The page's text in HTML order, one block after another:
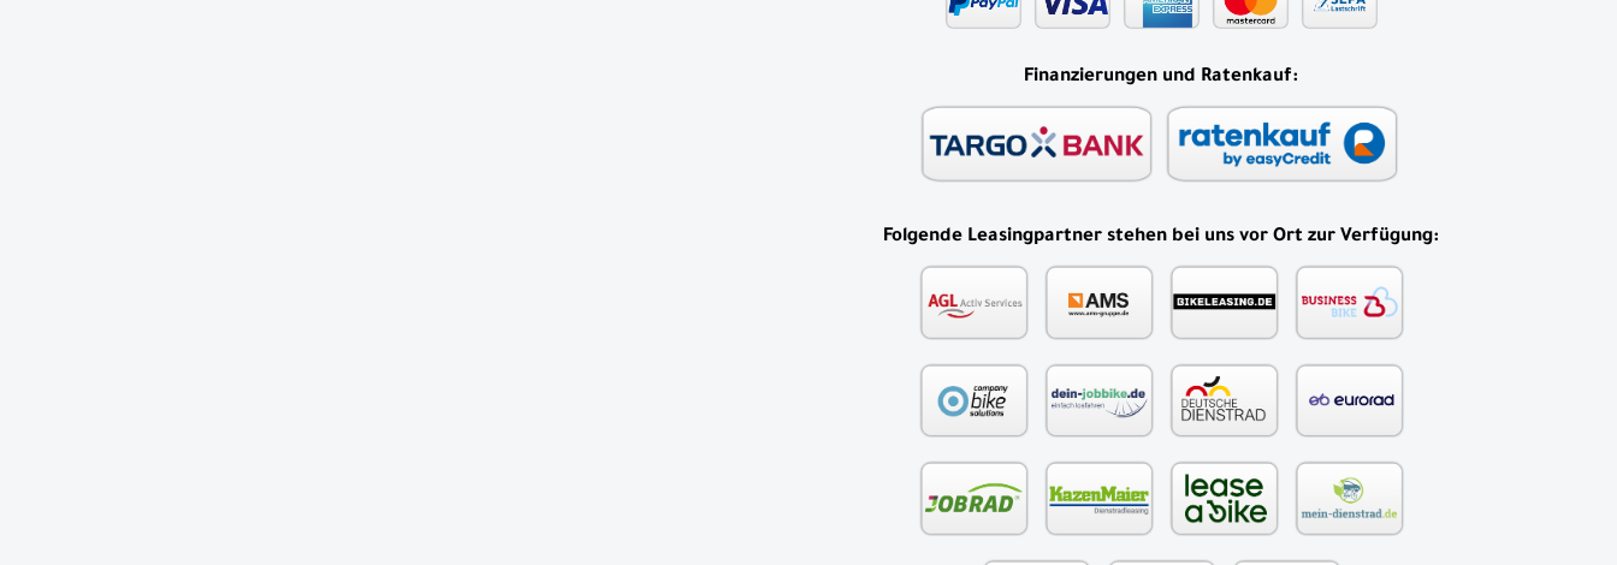
Finanzierungen und Ratenkauf:
Folgende Leasingpartner stehen bei uns vor Ort zur Verfügung: